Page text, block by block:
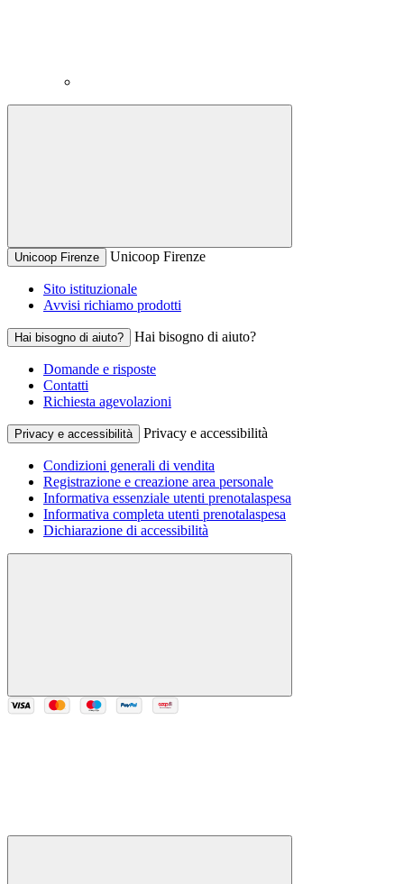
Unicoop Firenze Unicoop Firenze
Sito istituzionale
Avvisi richiamo prodotti
Hai bisogno di aiuto? Hai bisogno di aiuto?
Domande e risposte
Contatti
Richiesta agevolazioni
Privacy e accessibilità Privacy e accessibilità
Condizioni generali di vendita
Registrazione e creazione area personale
Informativa essenziale utenti prenotalaspesa
Informativa completa utenti prenotalaspesa
Dichiarazione di accessibilità